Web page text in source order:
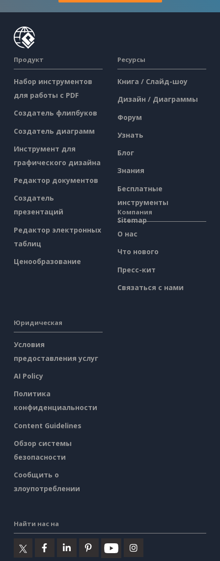
Продукт
Набор инструментов
для работы с PDF
Создатель флипбуков
Создатель диаграмм
Инструмент для
графического дизайна
Редактор документов
Создатель
презентаций
Редактор электронных
таблиц
Ценообразование
Ресурсы
Книга / Слайд-шоу
Дизайн / Диаграммы
Форум
Узнать
Блог
Знания
Бесплатные
инструменты
Sitemap
Компания
О нас
Что нового
Пресс-кит
Связаться с нами
Юридическая
Условия
предоставления услуг
AI Policy
Политика
конфиденциальности
Content Guidelines
Обзор системы
безопасности
Сообщить о
злоупотреблении
Найти нас на